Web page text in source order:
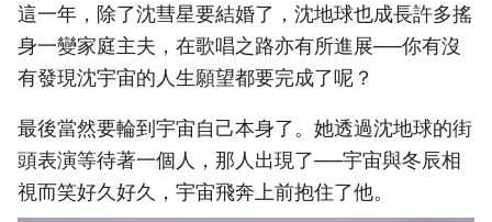
這一年，除了沈彗星要結婚了，沈地球也成長許多搖
身一變家庭主夫，在歌唱之路亦有所進展──你有沒
有發現沈宇宙的人生願望都要完成了呢？
最後當然要輪到宇宙自己本身了。她透過沈地球的街
頭表演等待著一個人，那人出現了──宇宙與冬辰相
視而笑好久好久，宇宙飛奔上前抱住了他。